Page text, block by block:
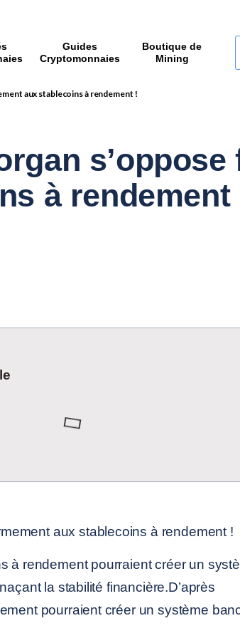
Guides
Cryptomonnaies
Boutique de
Mining
aux stablecoins à rendement !
s’oppose
à rendement
à rendement pourraient créer un
la stabilité financière.D’après
pourraient créer un système